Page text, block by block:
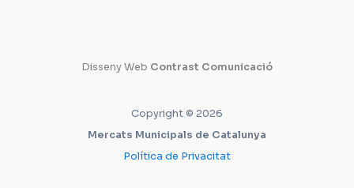
Disseny Web Contrast Comunicació
Copyright © 2026
Mercats Municipals de Catalunya
Política de Privacitat